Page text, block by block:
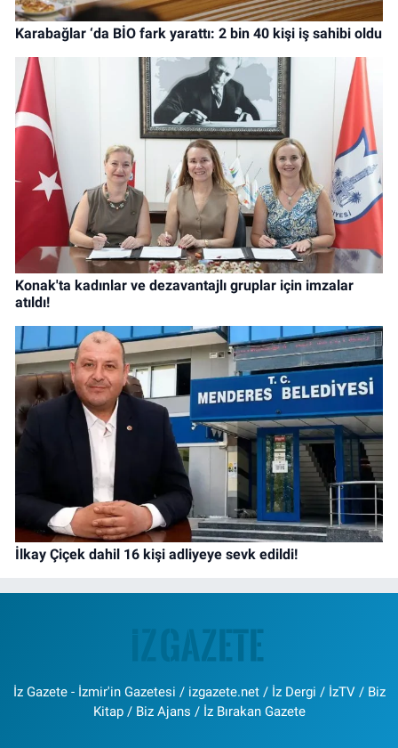
Karabağlar ‘da BİO fark yarattı: 2 bin 40 kişi iş sahibi oldu
Konak'ta kadınlar ve dezavantajlı gruplar için imzalar
atıldı!
İlkay Çiçek dahil 16 kişi adliyeye sevk edildi!
İz Gazete - İzmir'in Gazetesi / izgazete.net / İz Dergi / İzTV / Biz
Kitap / Biz Ajans / İz Bırakan Gazete